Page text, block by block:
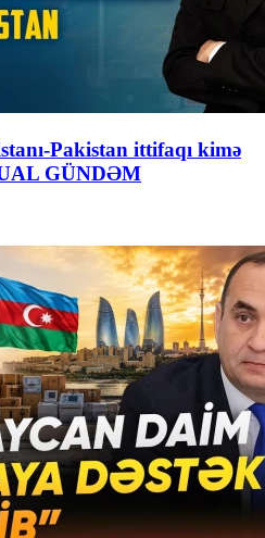
Pakistan ittifaqı kimə
GÜNDƏM